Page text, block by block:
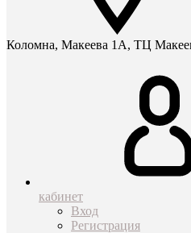
Коломна, Макеева 1А, ТЦ
кабинет
Вход
Регистрация